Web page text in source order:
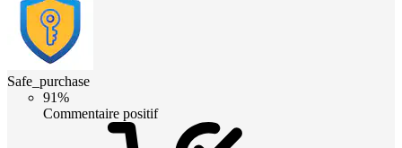
Safe_purchase
91%
Commentaire positif